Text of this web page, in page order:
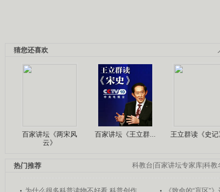
猜您还喜欢
百家讲坛《两宋风
云》
百家讲坛《王立群... 王立群读《史
科教台 百家讲坛专家库 科教
热门推荐